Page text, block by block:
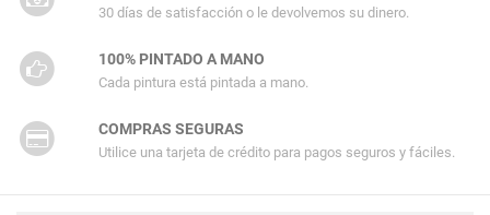
30 días de satisfacción o le devolvemos su dinero.
100% PINTADO A MANO
Cada pintura está pintada a mano.
COMPRAS SEGURAS
Utilice una tarjeta de crédito para pagos seguros y fáciles.